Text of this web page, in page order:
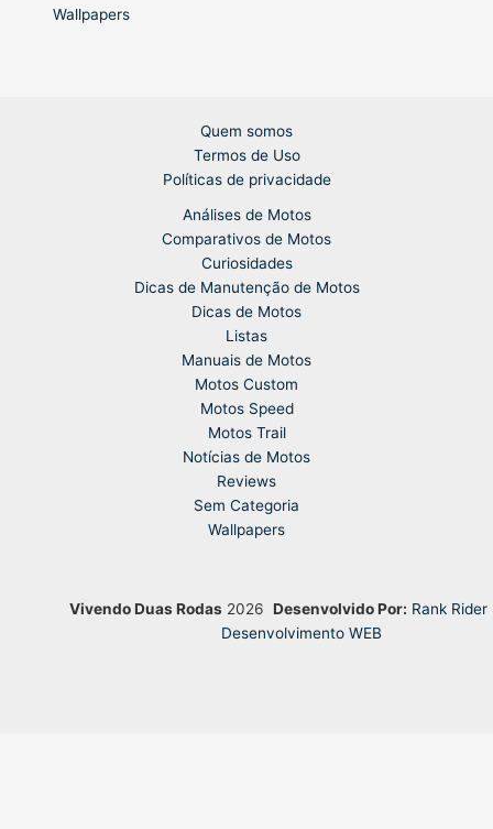
Wallpapers
Quem somos
Termos de Uso
Políticas de privacidade
Análises de Motos
Comparativos de Motos
Curiosidades
Dicas de Manutenção de Motos
Dicas de Motos
Listas
Manuais de Motos
Motos Custom
Motos Speed
Motos Trail
Notícias de Motos
Reviews
Sem Categoria
Wallpapers
Vivendo Duas Rodas2026 Desenvolvido Por: Rank Rider
Desenvolvimento WEB